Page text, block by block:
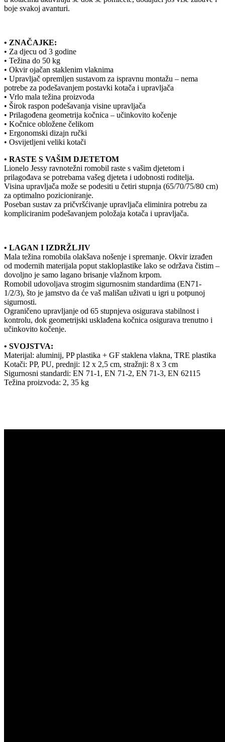
boje svakoj avanturi.
• ZNAČAJKE:
• Za djecu od 3 godine
• Težina do 50 kg
• Okvir ojačan staklenim vlaknima
• Upravljač opremljen sustavom za ispravnu montažu – nema
potrebe za podešavanjem postavki kotača i upravljača
• Vrlo mala težina proizvoda
• Širok raspon podešavanja visine upravljača
• Prilagođena geometrija kočnica – učinkovito kočenje
• Kočnice obložene čelikom
• Ergonomski dizajn ručki
• Osvijetljeni veliki kotači
• RASTE S VAŠIM DJETETOM
Lionelo Jessy ravnotežni romobil raste s vašim djetetom i
prilagođava se potrebama vašeg djeteta i udobnosti roditelja.
Visina upravljača može se podesiti u četiri stupnja (65/70/75/80 cm)
za optimalno pozicioniranje.
Poseban sustav za pričvršćivanje upravljača eliminira potrebu za
kompliciranim podešavanjem položaja kotača i upravljača.
• LAGAN I IZDRŽLJIV
Mala težina romobila olakšava nošenje i spremanje. Okvir izrađen
od modernih materijala poput stakloplastike lako se održava čistim –
dovoljno je samo lagano brisanje vlažnom krpom.
Romobil udovoljava strogim sigurnosnim standardima (EN71-
1/2/3), što je jamstvo da će vaš mališan uživati u igri u potpunoj
sigurnosti.
Ograničeno upravljanje od 65 stupnjeva osigurava stabilnost i
kontrolu, dok geometrijski usklađena kočnica osigurava trenutno i
učinkovito kočenje.
• SVOJSTVA:
Materijal: aluminij, PP plastika + GF staklena vlakna, TRE plastika
Kotači: PP, PU, prednji: 12 x 2,5 cm, stražnji: 8 x 3 cm
Sigurnosni standardi: EN 71-1, EN 71-2, EN 71-3, EN 62115
Težina proizvoda: 2, 35 kg